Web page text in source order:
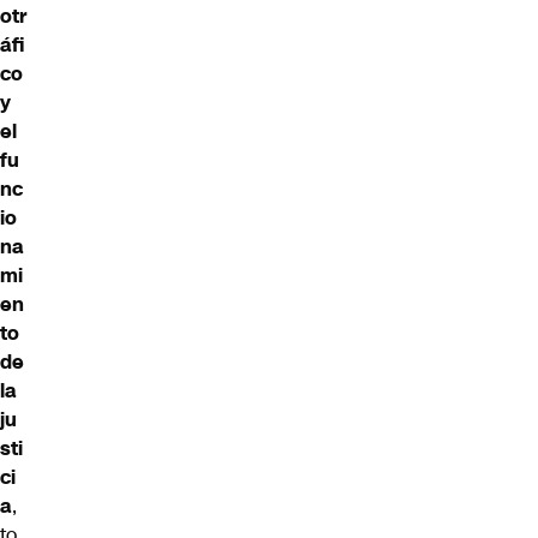
otr
áfi
co
y
el
fu
nc
io
na
mi
en
to
de
la
ju
sti
ci
a,